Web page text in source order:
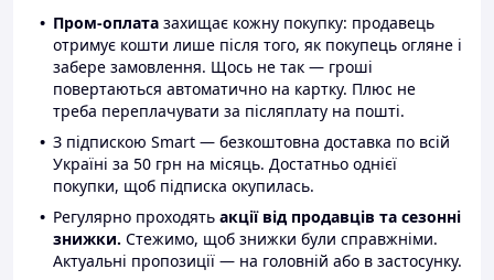
Пром-оплата захищає кожну покупку: продавець
отримує кошти лише після того, як покупець огляне і
забере замовлення. Щось не так — гроші
повертаються автоматично на картку. Плюс не
треба переплачувати за післяплату на пошті.
З підпискою Smart — безкоштовна доставка по всій
Україні за 50 грн на місяць. Достатньо однієї
покупки, щоб підписка окупилась.
Регулярно проходять акції від продавців та сезонні
знижки. Стежимо, щоб знижки були справжніми.
Актуальні пропозиції — на головній або в застосунку.